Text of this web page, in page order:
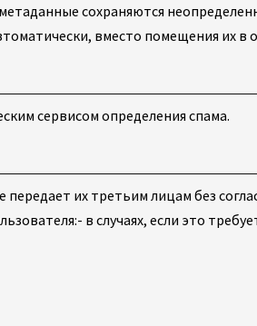
сохраняются
вместо помещения их в
сервисом определения спама.
их третьим лицам без
- в случаях, если это